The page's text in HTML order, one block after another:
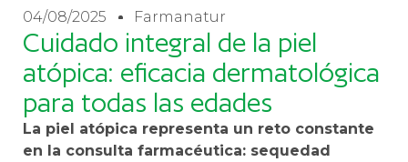
04/08/2025 Farmanatur
Cuidado integral de la piel
atópica: eficacia dermatológica
para todas las edades
La piel atópica representa un reto constante
en la consulta farmacéutica: sequedad